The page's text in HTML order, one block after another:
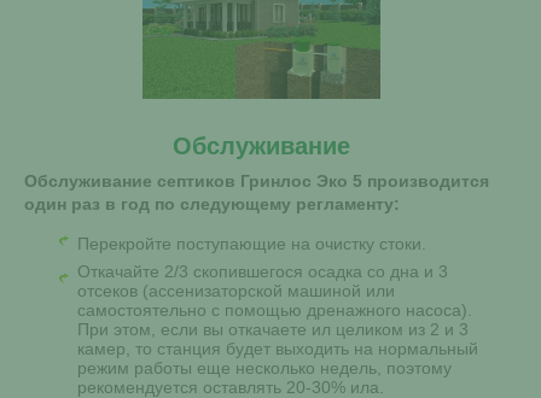
Обслуживание
Обслуживание септиков Гринлос Эко 5 производится
один раз в год по следующему регламенту:
Перекройте поступающие на очистку стоки.
Откачайте 2/3 скопившегося осадка со дна и 3
отсеков (ассенизаторской машиной или
самостоятельно с помощью дренажного насоса).
При этом, если вы откачаете ил целиком из 2 и 3
камер, то станция будет выходить на нормальный
режим работы еще несколько недель, поэтому
рекомендуется оставлять 20-30% ила.